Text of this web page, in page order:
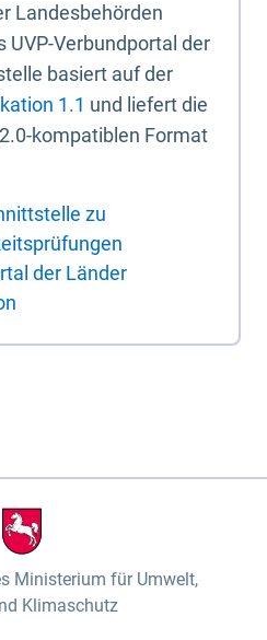
Landesbehörden
UVP-Verbundportal der
basiert auf der
1.1 und liefert die
kompatiblen Format
zu
der Länder
Ministerium für Umwelt,
Klimaschutz